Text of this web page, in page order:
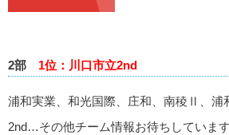
2部 1位：川口市立2nd
浦和実業、和光国際、庄和、南稜Ⅱ、浦
2nd…その他チーム情報お待ちしています